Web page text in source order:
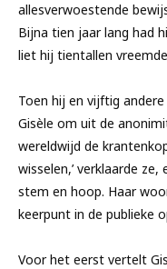
allesverwoestende
Bijna tien jaar lang had
liet hij tientallen
Toen hij en vijftig
Gisèle om uit de
wereldwijd de
wisselen,’ verklaarde
stem en hoop. Haar
keerpunt in de publieke
Voor het eerst vertelt